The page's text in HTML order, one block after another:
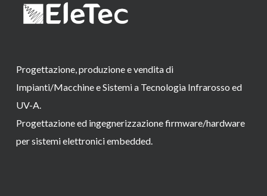
Progettazione, produzione e vendita di
Impianti/Macchine e Sistemi a Tecnologia Infrarosso ed
UV-A.
Progettazione ed ingegnerizzazione firmware/hardware
per sistemi elettronici embedded.